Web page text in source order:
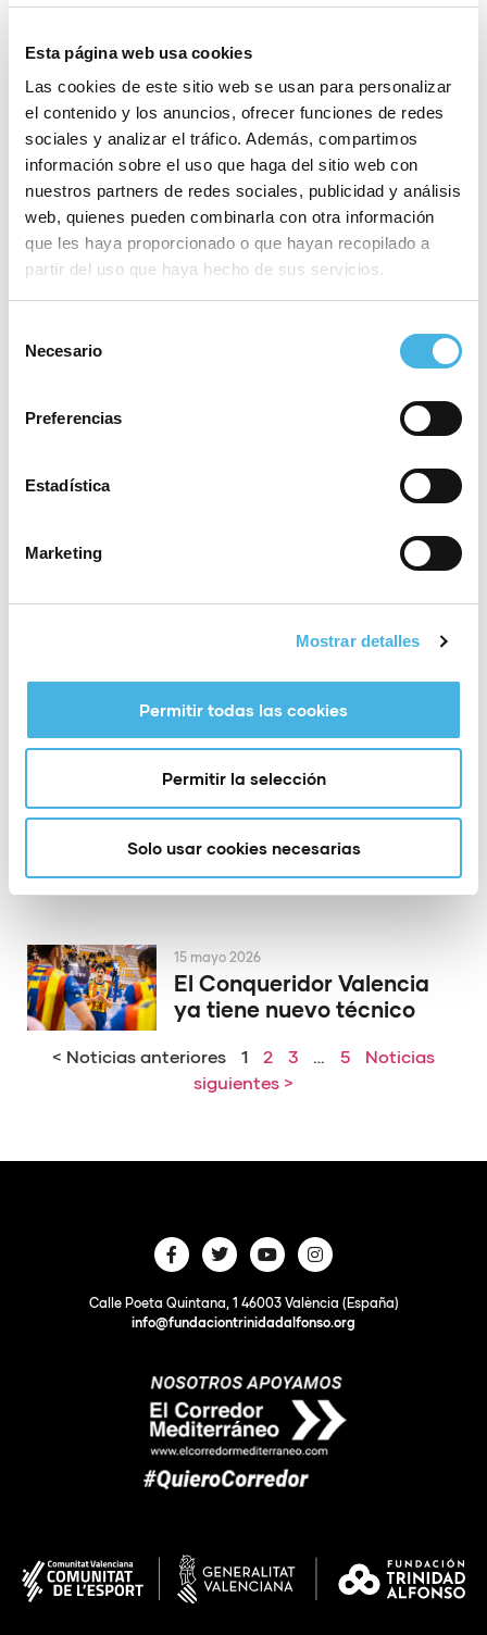
Esta página web usa cookies
Las cookies de este sitio web se usan para personalizar
el contenido y los anuncios, ofrecer funciones de redes
sociales y analizar el tráfico. Además, compartimos
información sobre el uso que haga del sitio web con
nuestros partners de redes sociales, publicidad y análisis
web, quienes pueden combinarla con otra información
que les haya proporcionado o que hayan recopilado a
partir del uso que haya hecho de sus servicios.
Necesario
Preferencias
Estadística
Marketing
Mostrar detalles
Permitir todas las cookies
Permitir la selección
Solo usar cookies necesarias
El Valencia Club de
Hockey asciende a la
máxima catogoría
29 mayo 2026
El Valencia Club de
Hockey, a brindar el tercer
ascenso de la temporada
28 mayo 2026
obra el ascenso a Asobal
Valencia volverá a acoger
la Copa del Rey de
voleibol
El PAS Alcoy rinde
homenaje a dos de sus
héroes de Europa
El Conqueridor Valencia
ya tiene nuevo técnico
15 mayo 2026
< Noticias anteriores 1 2 3 … 5
Noticias
siguientes >
Calle Poeta Quintana, 1 46003 València (España)
info@fundaciontrinidadalfonso.org